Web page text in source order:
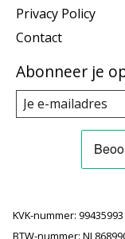
Privacy Policy
Contact
Abonneer je
KVK-nummer: 99435993
BTW-nummer: